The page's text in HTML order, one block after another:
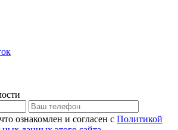
ознакомлен и согласен с Политикой